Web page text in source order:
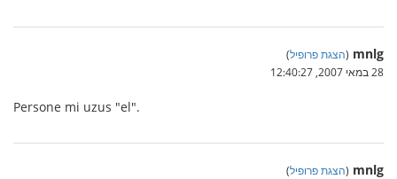
mnlg
(הצגת פרופיל)
28 במאי 2007, 12:40:27
Persone mi uzus "el".
mnlg
(הצגת פרופיל)